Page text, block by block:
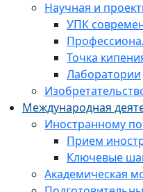
Научная и
УПК
Точка
Лаборатории
Международная
Иностранному
Прием
Ключевые
Академическая